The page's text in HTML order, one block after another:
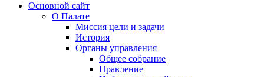
Основной сайт
О Палате
Миссия цели и задачи
История
Органы управления
Общее собрание
Правление